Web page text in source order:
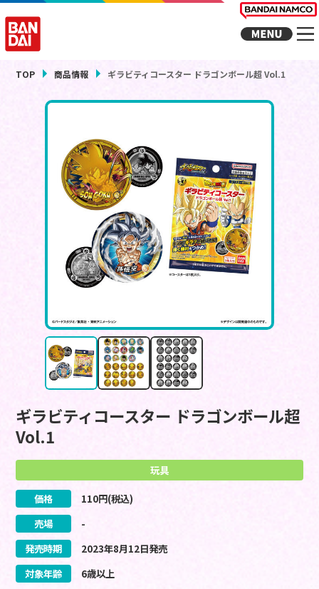
TOP 商品情報 ギラビティコースター ドラゴンボール超 Vol.1
ギラビティコースター ドラゴンボール超
Vol.1
玩具
価格 110円(税込)
売場
-
発売時期
2023年8月12日発売
対象年齢
6歳以上